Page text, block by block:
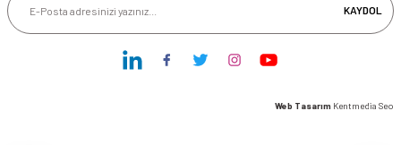
KAYDOL
Web Tasarım Kentmedia Seo